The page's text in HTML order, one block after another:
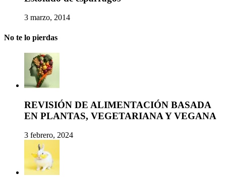
3 marzo, 2014
No te lo pierdas
REVISIÓN DE ALIMENTACIÓN BASADA
EN PLANTAS, VEGETARIANA Y VEGANA
3 febrero, 2024